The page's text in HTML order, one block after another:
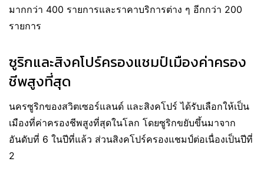
มากกว่า 400 รายการและราคาบริการต่าง ๆ อีกกว่า 200
รายการ
ซูริกและสิงคโปร์ครองแชมป์เมืองค่าครอง
ชีพสูงที่สุด
นครซูริกของสวิตเซอร์แลนด์ และสิงคโปร์ ได้รับเลือกให้เป็น
เมืองที่ค่าครองชีพสูงที่สุดในโลก โดยซูริกขยับขึ้นมาจาก
อันดับที่ 6 ในปีที่แล้ว ส่วนสิงคโปร์ครองแชมป์ต่อเนื่องเป็นปีที่
2